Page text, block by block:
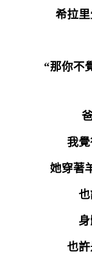
希拉
“那你不
我
她穿著
也
也